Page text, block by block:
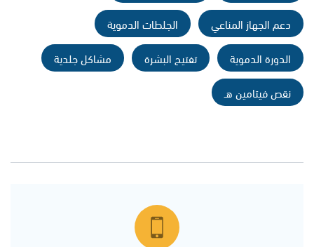
دعم الجهاز المناعي
الجلطات الدموية
الدورة الدموية
تفتيح البشرة
مشاكل جلدية
نقص فيتامين هـ